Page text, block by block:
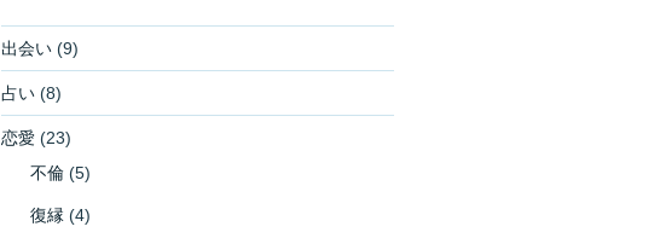
出会い(9)
占い(8)
恋愛(23)
不倫(5)
復縁 (4)